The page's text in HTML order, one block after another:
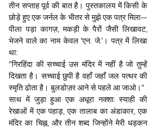
तीन सप्ताह पूर्व की बात है। पुस्तकालय में किसी के
छोड़े हुए एक जर्नल के भीतर से मुझे एक पत्र मिला—
पीला पड़ा कागज़, मकड़ी के पैरों जैसी लिखावट,
भेजने वाले का नाम केवल 'एन. जे.'। पत्र में लिखा
था:
"गिरहिंदा की सच्चाई उस मंदिर में नहीं है जो तुम्हें
दिखता है। सच्चाई छुपी है वहाँ जहाँ जल पत्थर की
स्मृति ढोता है। बुलडोज़र आने से पहले आ जाओ।"
साथ में जुड़ा हुआ एक अधूरा नक्शा: स्याही की
रेखाओं में एक पहाड़, एक तालाब का अंडाकार, एक
मंदिर का चिह्न, और तीन शब्द जिन्होंने मेरी धड़कन